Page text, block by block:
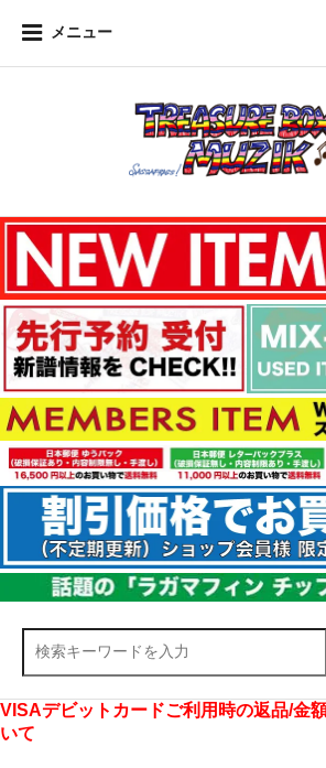
メニュー
VISAデビットカードご利用時の返品/金
いて